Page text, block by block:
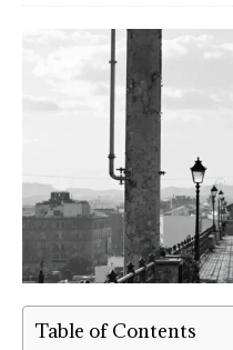
Table of Contents